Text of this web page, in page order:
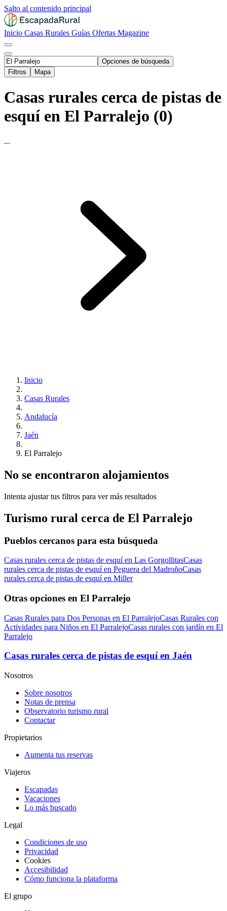
Salto al contenido principal
Inicio Casas Rurales Guías Ofertas Magazine
Opciones de búsqueda
Filtros
Mapa
Casas rurales cerca de pistas de
esquí en El Parralejo (0)
...
Inicio
Casas Rurales
Andalucía
Jaén
El Parralejo
No se encontraron alojamientos
Intenta ajustar tus filtros para ver más resultados
Turismo rural cerca de El Parralejo
Pueblos cercanos para esta búsqueda
Casas rurales cerca de pistas de esquí en Las GorgollitasCasas
rurales cerca de pistas de esquí en Peguera del MadroñoCasas
rurales cerca de pistas de esquí en Miller
Otras opciones en El Parralejo
Casas Rurales para Dos Personas en El ParralejoCasas Rurales con
Actividades para Niños en El ParralejoCasas rurales con jardín en El
Parralejo
Casas rurales cerca de pistas de esquí en Jaén
Nosotros
Sobre nosotros
Notas de prensa
Observatorio turismo rural
Contactar
Propietarios
Aumenta tus reservas
Viajeros
Escapadas
Vacaciones
Lo más buscado
Legal
Condiciones de uso
Privacidad
Cookies
Accesibilidad
Cómo funciona la plataforma
El grupo